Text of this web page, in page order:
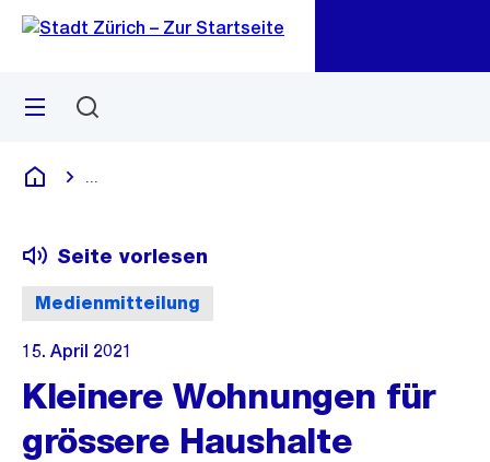
Navigation
Sprunglink
Menü
Deutsch
Medienmitteilung
Seite vorlesen
15. April 2021
Kleinere Wohnungen für
grössere Haushalte